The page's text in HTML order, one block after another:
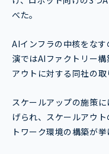
べた。
AIインフラの中核をな
演ではAIファクトリー
アウトに対する同社の取
スケールアップの施策
げられ、スケールアウ
トワーク環境の構築が挙